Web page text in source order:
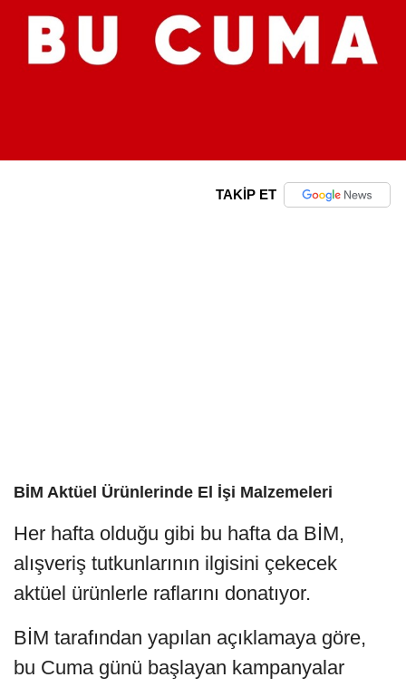
TAKİP ET
BİM Aktüel Ürünlerinde El İşi Malzemeleri
Her hafta olduğu gibi bu hafta da BİM,
alışveriş tutkunlarının ilgisini çekecek
aktüel ürünlerle raflarını donatıyor.
BİM tarafından yapılan açıklamaya göre,
bu Cuma günü başlayan kampanyalar